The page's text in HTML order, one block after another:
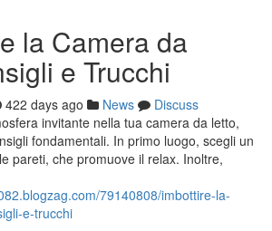
la Camera da
e Trucchi
422 days ago News
Discuss
invitante nella tua camera da letto,
fondamentali. In primo luogo, scegli un
pareti, che promuove il relax. Inoltre,
79140808/imbottire-la-
e-trucchi